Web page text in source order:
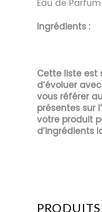
Eau de Parfum
Ingrédients :
Cette liste est
d’évoluer
vous référer
présentes sur
votre produit
d’ingrédients